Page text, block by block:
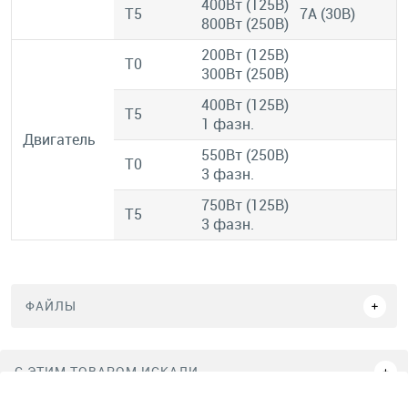
T5
400Вт (125В)
800Вт (250В) 7A (30В)
Двигатель
T0
200Вт (125В)
300Вт (250В)
T5
400Вт (125В)
1 фазн.
T0
550Вт (250В)
3 фазн.
T5
750Вт (125В)
3 фазн.
ФАЙЛЫ
C ЭТИМ ТОВАРОМ ИСКАЛИ